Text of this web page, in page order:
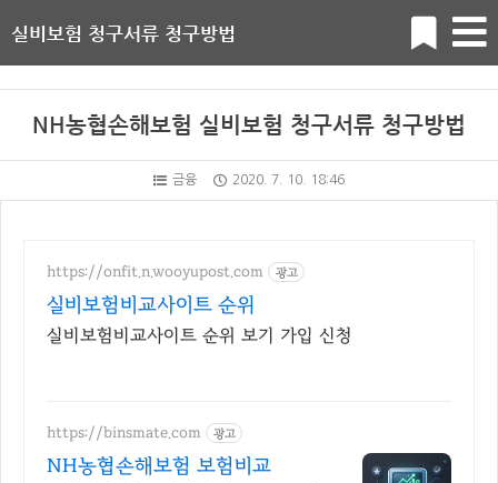
실비보험 청구서류 청구방법
NH농협손해보험 실비보험 청구서류 청구방법
금융 2020. 7. 10. 18:46
https://onfit.n.wooyupost.com 광고
실비보험비교사이트 순위
실비보험비교사이트 순위 보기 가입 신청
https://binsmate.com 광고
NH농협손해보험 보험비교